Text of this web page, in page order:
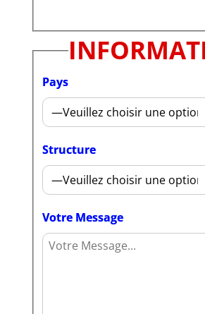
Pays
Structure
Votre Message